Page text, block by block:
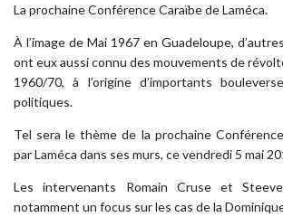
La prochaine Conférence Caraïbe de Laméca.
À l’image de Mai 1967 en Guadeloupe,
ont eux aussi connu des mouvements de
1960/70, à l’origine d’importants
politiques.
Tel sera le thème de la prochaine
par Laméca dans ses murs, ce vendredi 5 mai
Les intervenants Romain Cruse et
notamment un focus sur les cas de la